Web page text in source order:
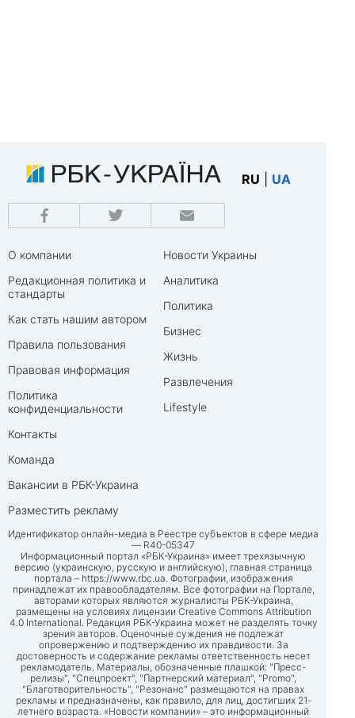
RU UA
О компании
Редакционная политика и
стандарты
Как стать нашим автором
Правила пользования
Правовая информация
Политика
конфиденциальности
Контакты
Команда
Вакансии в РБК-Украина
Разместить рекламу
Новости Украины
Аналитика
Политика
Бизнес
Жизнь
Развлечения
Lifestyle
Идентификатор онлайн-медиа в Реестре субъектов в сфере медиа
— R40-05347
Информационный портал «РБК-Украина» имеет трехязычную
версию (украинскую, русскую и английскую), главная страница
портала – https://www.rbc.ua. Фотографии, изображения
принадлежат их правообладателям. Все фотографии на Портале,
авторами которых являются журналисты РБК-Украина,
размещены на условиях лицензии Creative Commons Attribution
4.0 International. Редакция РБК-Украина может не разделять точку
зрения авторов. Оценочные суждения не подлежат
опровержению и подтверждению их правдивости. За
достоверность и содержание рекламы ответственность несет
рекламодатель. Материалы, обозначенные плашкой: "Пресс-
релизы", "Спецпроект", "Партнерский материал", "Promo",
"Благотворительность", "Резонанс" размещаются на правах
рекламы и предназначены, как правило, для лиц, достигших 21-
летнего возраста. «Новости компании» – это информационный